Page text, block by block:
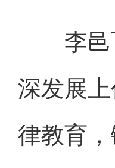
李邑飞
深发展
律教育